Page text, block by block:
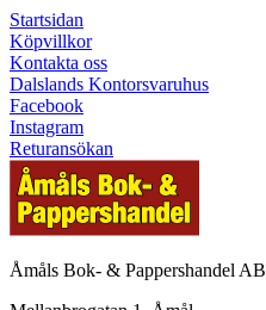
Startsidan
Köpvillkor
Kontakta oss
Dalslands Kontorsvaruhus
Facebook
Instagram
Returansökan
Åmåls Bok- & Pappershandel AB